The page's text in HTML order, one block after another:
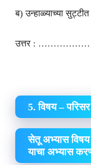
ब) उन्हाळ्याच्या सुट्टीत
उत्तर :
5. विषय –
सेतू अभ्यास
याचा अभ्यास